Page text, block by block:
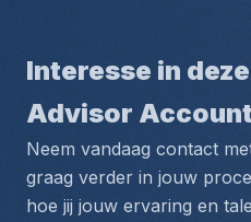
Interesse in
Advisor
Neem vandaag contact
graag verder in jouw
hoe jij jouw ervaring en